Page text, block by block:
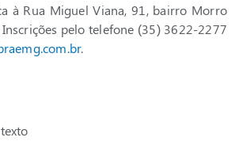
à Rua Miguel Viana, 91, bairro Morro
pelo telefone (35) 3622-2277
.